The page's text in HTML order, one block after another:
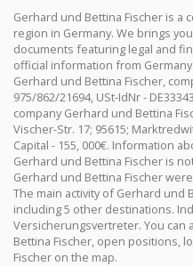
Gerhard und Bettina Fischer is a
region in Germany. We brings
documents featuring legal and
official information from
Gerhard und Bettina Fischer,
975/862/21694, USt-IdNr -
company Gerhard und Bettina
Vischer-Str. 17; 95615;
Capital - 155, 000€. Information
Gerhard und Bettina Fischer is
Gerhard und Bettina Fischer
The main activity of Gerhard und
including 5 other destinations.
Versicherungsvertreter. You can
Bettina Fischer, open positions,
Fischer on the map.